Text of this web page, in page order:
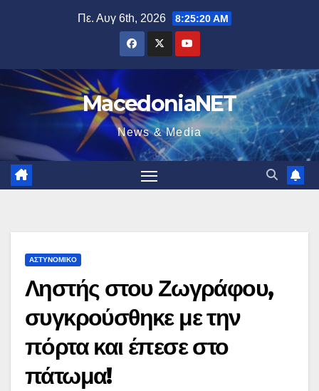
Πε. Αυγ 6th, 2026 8:25:21 AM
MacedoniaNET
News & Media
ΑΣΤΥΝΟΜΙΚΌ
Ληστής στου Ζωγράφου,
συγκρούσθηκε με την
πόρτα και έπεσε στο
πάτωμα!